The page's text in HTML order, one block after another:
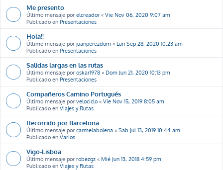
Me presento
Último mensaje por elcreador « Vie Nov 06, 2020 9:07 am
Publicado en Presentaciones
Hola!!
Último mensaje por juanperezdom « Lun Sep 28, 2020 10:23 am
Publicado en Presentaciones
Salidas largas en las rutas
Último mensaje por oskar1978 « Dom Jun 21, 2020 10:13 pm
Publicado en Presentaciones
Compañeros Camino Portugués
Último mensaje por velociclo « Vie Nov 15, 2019 8:05 am
Publicado en Viajes y Rutas
Recorrido por Barcelona
Último mensaje por carmelabolena « Sab Jul 13, 2019 10:44 am
Publicado en Varios
Vigo-Lisboa
Último mensaje por robezgz « Mié Jun 13, 2018 4:59 pm
Publicado en Viajes y Rutas